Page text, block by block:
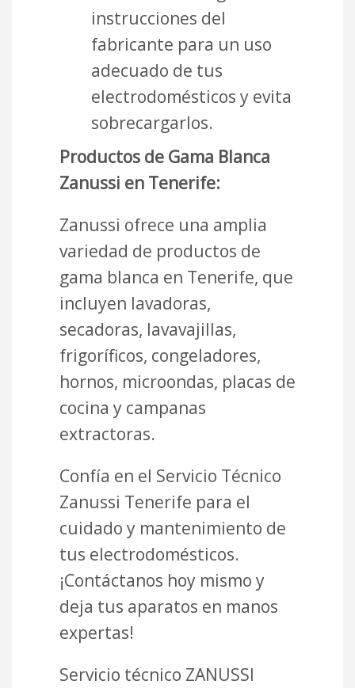
instrucciones del
fabricante para un uso
adecuado de tus
electrodomésticos y evita
sobrecargarlos.
Productos de Gama Blanca
Zanussi en Tenerife:
Zanussi ofrece una amplia
variedad de productos de
gama blanca en Tenerife, que
incluyen lavadoras,
secadoras, lavavajillas,
frigoríficos, congeladores,
hornos, microondas, placas de
cocina y campanas
extractoras.
Confía en el Servicio Técnico
Zanussi Tenerife para el
cuidado y mantenimiento de
tus electrodomésticos.
¡Contáctanos hoy mismo y
deja tus aparatos en manos
expertas!
Servicio técnico ZANUSSI